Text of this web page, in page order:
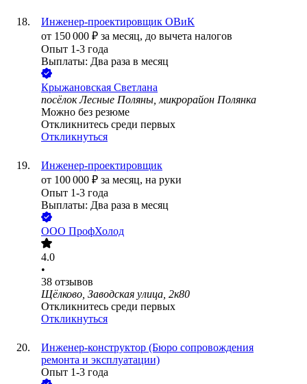
Инженер-проектировщик ОВиК
от 150 000 ₽ за месяц, до вычета налогов
Опыт 1-3 года
Выплаты: Два раза в месяц
Крыжановская Светлана
посёлок Лесные Поляны, микрорайон Полянка
Можно без резюме
Откликнитесь среди первых
Откликнуться
Инженер-проектировщик
от 100 000 ₽ за месяц, на руки
Опыт 1-3 года
Выплаты: Два раза в месяц
ООО ПрофХолод
4.0
•
38 отзывов
Щёлково, Заводская улица, 2к80
Откликнитесь среди первых
Откликнуться
Инженер-конструктор (Бюро сопровождения
ремонта и эксплуатации)
Опыт 1-3 года